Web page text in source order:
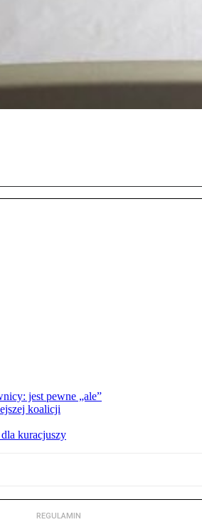
jest pewne „ale”
koalicji
kuracjuszy
REGULAMIN